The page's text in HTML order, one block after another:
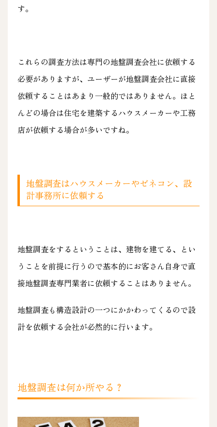
す。
これらの調査方法は専門の地盤調査会社に依頼する
必要がありますが、ユーザーが地盤調査会社に直接
依頼することはあまり一般的ではありません。ほと
んどの場合は住宅を建築するハウスメーカーや工務
店が依頼する場合が多いですね。
地盤調査はハウスメーカーやゼネコン、設
計事務所に依頼する
地盤調査をするということは、建物を建てる、とい
うことを前提に行うので基本的にお客さん自身で直
接地盤調査専門業者に依頼することはありません。
地盤調査も構造設計の一つにかかわってくるので設
計を依頼する会社が必然的に行います。
地盤調査は何か所やる？